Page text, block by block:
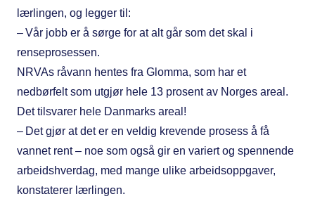
lærlingen, og legger til:
– Vår jobb er å sørge for at alt går som det skal i
renseprosessen.
NRVAs råvann hentes fra Glomma, som har et
nedbørfelt som utgjør hele 13 prosent av Norges areal.
Det tilsvarer hele Danmarks areal!
– Det gjør at det er en veldig krevende prosess å få
vannet rent – noe som også gir en variert og spennende
arbeidshverdag, med mange ulike arbeidsoppgaver,
konstaterer lærlingen.